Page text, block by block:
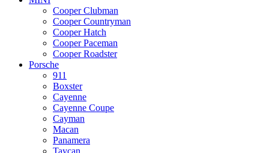
Cooper Clubman
Cooper Countryman
Cooper Hatch
Cooper Paceman
Cooper Roadster
Porsche
911
Boxster
Cayenne
Cayenne Coupe
Cayman
Macan
Panamera
Taycan